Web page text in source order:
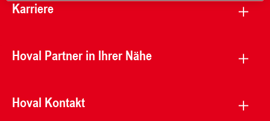
Karriere
Hoval Partner in Ihrer Nähe
Hoval Kontakt